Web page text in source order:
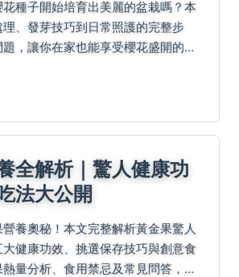
種子開始培育出美麗的盆栽嗎？本
、發芽技巧到日常照護的完整步
，讓你在家也能享受櫻花盛開的樂
全解析｜驚人健康功
法大公開
養奧秘！本文完整解析黃金果驚人
健康功效、挑選保存技巧與創意食
量分析、食用禁忌及常見問答，帶